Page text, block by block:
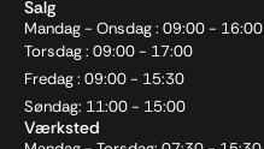
Salg
Mandag - Onsdag : 09:00 - 16:00
Torsdag : 09:00 - 17:00
Fredag : 09:00 - 15:30
Søndag: 11:00 - 15:00
Værksted